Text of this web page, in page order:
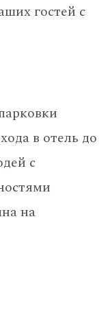
гостей с
в отель до
с
на